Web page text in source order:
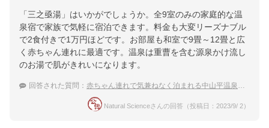
「三之亟湯」はいかがでしょうか。全9室のみの家庭的な温
泉宿で家族で気軽に宿泊できます。料金も大変リーズナブル
で2食付きで1万円ほどです。お部屋も和室で9畳～12畳と広
く赤ちゃん連れに最適です。温泉は重曹を含む源泉かけ流し
のお湯で肌がきれいになります。
回答された質問： 赤ちゃん連れで気兼ねなく泊まれる中山平温泉の宿
Natural Scienceさんの回答（投稿日：2023/9/ 2）